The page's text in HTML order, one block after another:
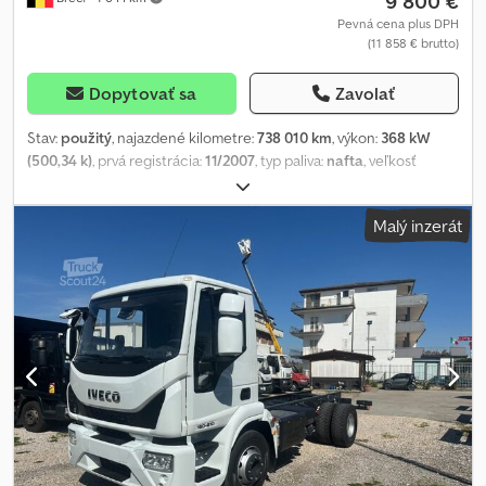
Pevná cena plus DPH
(11 858 € brutto)
Dopytovať sa Zavolať
Stav: použitý, najazdené kilometre:738 010 km, výkon: 368 kW
(500,34 k) , prvá registrácia:11/2007 , typ paliva: nafta , veľkosť
, stav pneumatík:
konfigurácia náprav:4x2, rázvor náprav:3 700 mm, palivo:nafta,
, počet
, emisná trieda:
vzduch, celková dĺžka:5 800 mm, celková výška: 3 800 mm, Rok
výroby:2007, Výbava: klimatizácia, retardér, spojler, = Ďalšie
možnosti a príslušenstvo = - Digitálny tachograf - Rádio/CD
prehrávač - Slnečná clona = Poznámky = Lowdeck Euro 5 = Ďalšie
informácie = Profil pneumatík: 25 % Pruženie: vzduchové
odpruženie Predná náprava: rozmer pneumatiky: 385/55R22,5;
riadená Rozmer pneumatík vzadu: 315/70R22,5 Objem motora: 15
607 cm³ Prevádzková hmotnosť: 7 790 kg Nosnosť: 11 210 kg
Celková prípustná hmotnosť: 19 000 kg Výška ťažného čapu (fifth
wheel): 1,2 m = Informácie o firme = Pri dopytoch vždy uvádzajte
Malý inzerát